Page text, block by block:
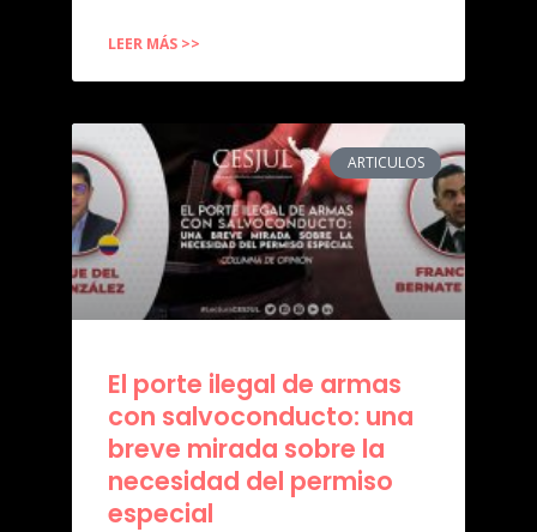
LEER MÁS >>
ARTICULOS
El porte ilegal de armas
con salvoconducto: una
breve mirada sobre la
necesidad del permiso
especial